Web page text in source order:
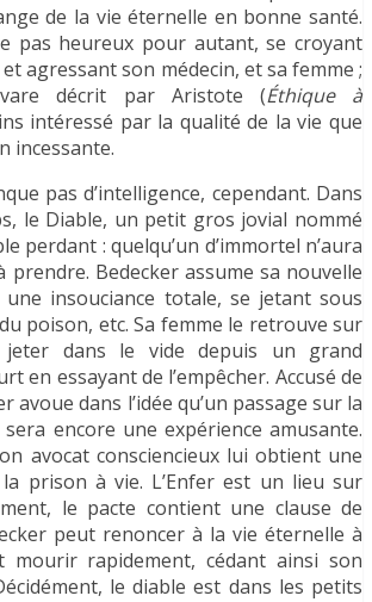
de la vie éternelle en bonne santé.
pas heureux pour autant, se croyant
agressant son médecin, et sa femme ;
décrit par Aristote (Éthique à
intéressé par la qualité de la vie que
incessante.
pas d’intelligence, cependant. Dans
le Diable, un petit gros jovial nommé
perdant : quelqu’un d’immortel n’aura
prendre. Bedecker assume sa nouvelle
une insouciance totale, se jetant sous
poison, etc. Sa femme le retrouve sur
dans le vide depuis un grand
en essayant de l’empêcher. Accusé de
avoue dans l’idée qu’un passage sur la
encore une expérience amusante.
avocat consciencieux lui obtient une
prison à vie. L’Enfer est un lieu sur
le pacte contient une clause de
peut renoncer à la vie éternelle à
rapidement, cédant ainsi son
le diable est dans les petits